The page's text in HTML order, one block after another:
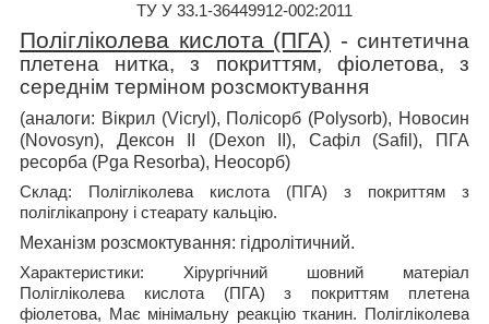
ТУ У 33.1-36449912-002:2011
Полігліколева кислота (ПГА) - синтетична
плетена нитка, з покриттям, фіолетова, з
середнім терміном розсмоктування
(аналоги: Вікрил (Vicryl), Полісорб (Polysorb), Новосин
(Novosyn), Дексон ІІ (Dexon II), Сафіл (Safil), ПГА
ресорба (Pga Resorba), Неосорб)
Склад:
Полігліколева кислота (ПГА) з покриттям з
поліглікапрону і стеарату кальцію.
Механізм розсмоктування: гідролітичний.
Характеристики: Хірургічний шовний матеріал
Полігліколева кислота (ПГА) з покриттям плетена
фіолетова, Має мінімальну реакцію тканин. Полігліколева